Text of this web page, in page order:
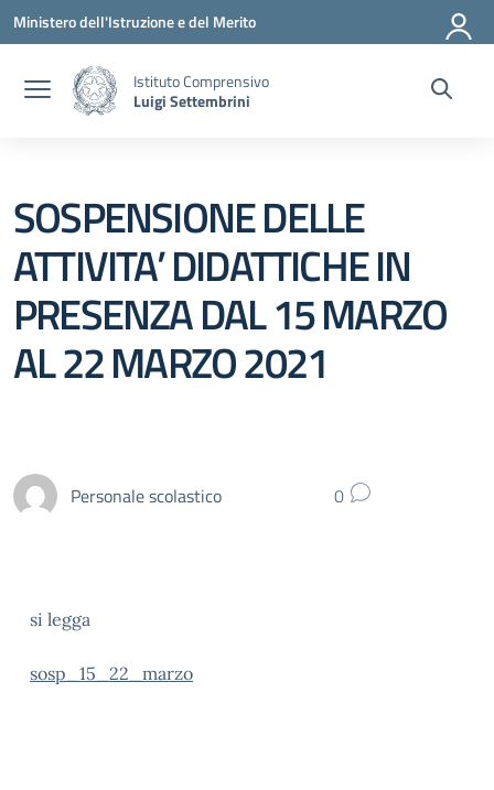
Vai ai contenuti
Vai al menu di navigazione
Vai al footer
Ministero dell'Istruzione e del Merito
Istituto Comprensivo
Luigi Settembrini
SOSPENSIONE DELLE
ATTIVITA’ DIDATTICHE IN
PRESENZA DAL 15 MARZO
AL 22 MARZO 2021
Personale scolastico 0
si legga
sosp_15_22_marzo